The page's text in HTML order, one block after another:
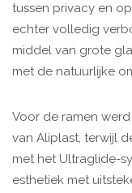
tussen privacy en
echter volledig
middel van grote
met de natuurlijke
Voor de ramen
van Aliplast, terwijl
met het Ultraglide-
esthetiek met